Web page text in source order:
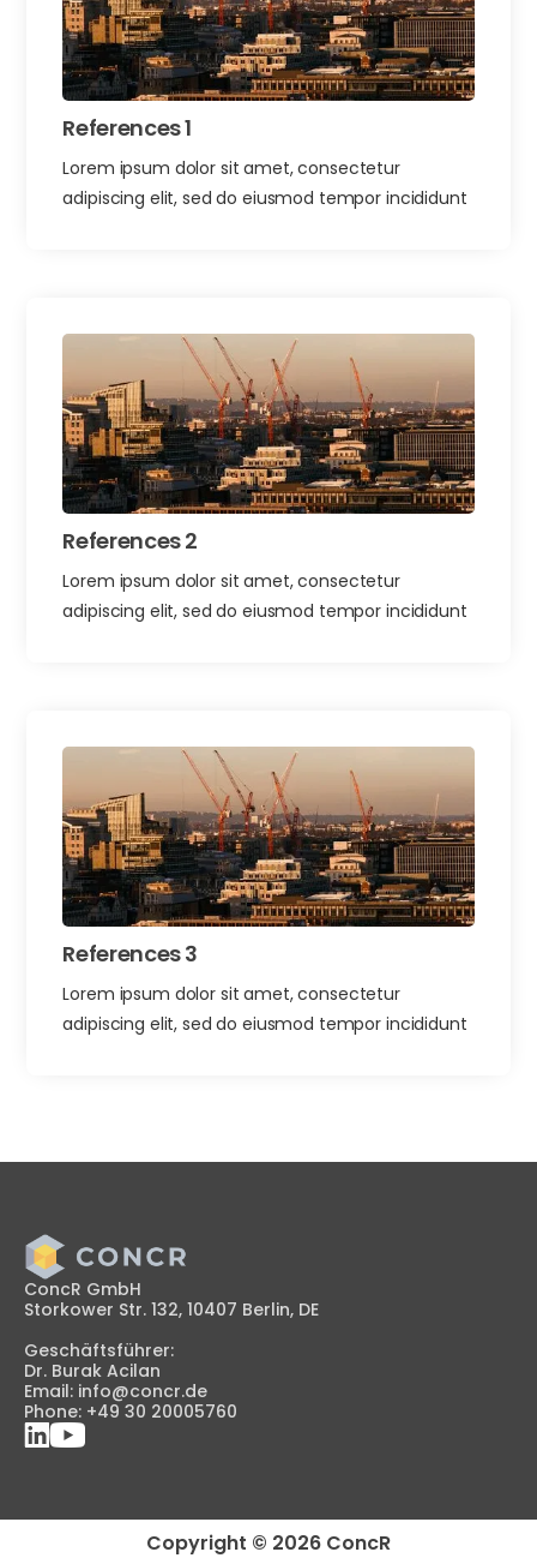
References 1
Lorem ipsum dolor sit amet, consectetur
adipiscing elit, sed do eiusmod tempor incididunt
References 2
Lorem ipsum dolor sit amet, consectetur
adipiscing elit, sed do eiusmod tempor incididunt
References 3
Lorem ipsum dolor sit amet, consectetur
adipiscing elit, sed do eiusmod tempor incididunt
ConcR GmbH
Storkower Str. 132, 10407 Berlin, DE
Geschäftsführer:
Dr. Burak Acilan
Email: info@concr.de
Phone: +49 30 20005760
Copyright © 2026 ConcR